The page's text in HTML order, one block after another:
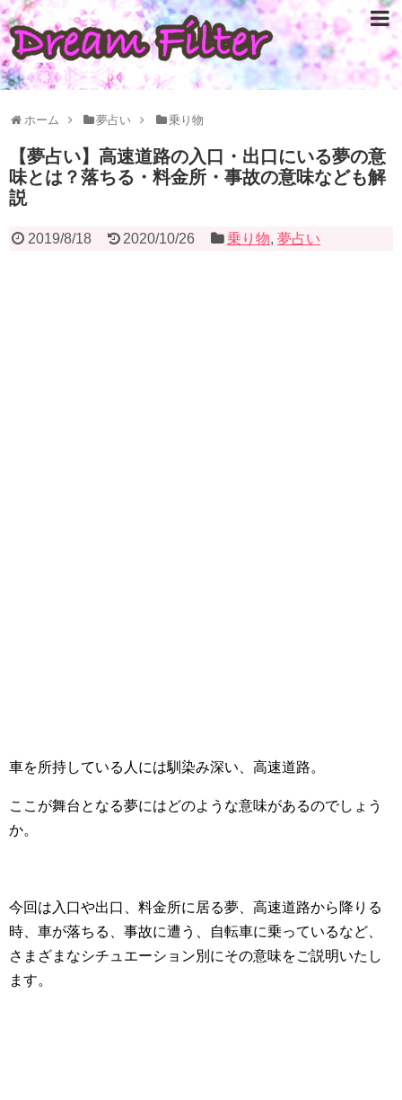
ホーム 夢占い 乗り物
【夢占い】高速道路の入口・出口にいる夢の意
味とは？落ちる・料金所・事故の意味なども解
説
2019/8/18 2020/10/26 乗り物,夢占い
車を所持している人には馴染み深い、高速道路。
ここが舞台となる夢にはどのような意味があるのでしょう
か。
今回は入口や出口、料金所に居る夢、高速道路から降りる
時、車が落ちる、事故に遭う、自転車に乗っているなど、
さまざまなシチュエーション別にその意味をご説明いたし
ます。